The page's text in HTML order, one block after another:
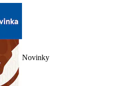
Novinky